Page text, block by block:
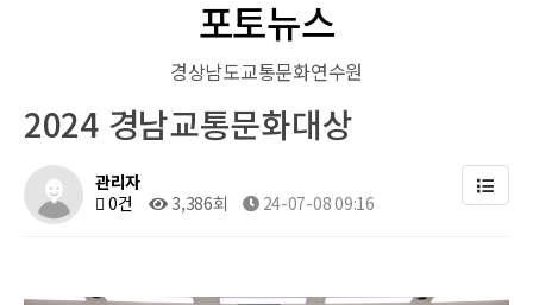
포토뉴스
경상남도교통문화연수원
2024 경남교통문화대상
관리자
0건
3,386회 24-07-08 09:16